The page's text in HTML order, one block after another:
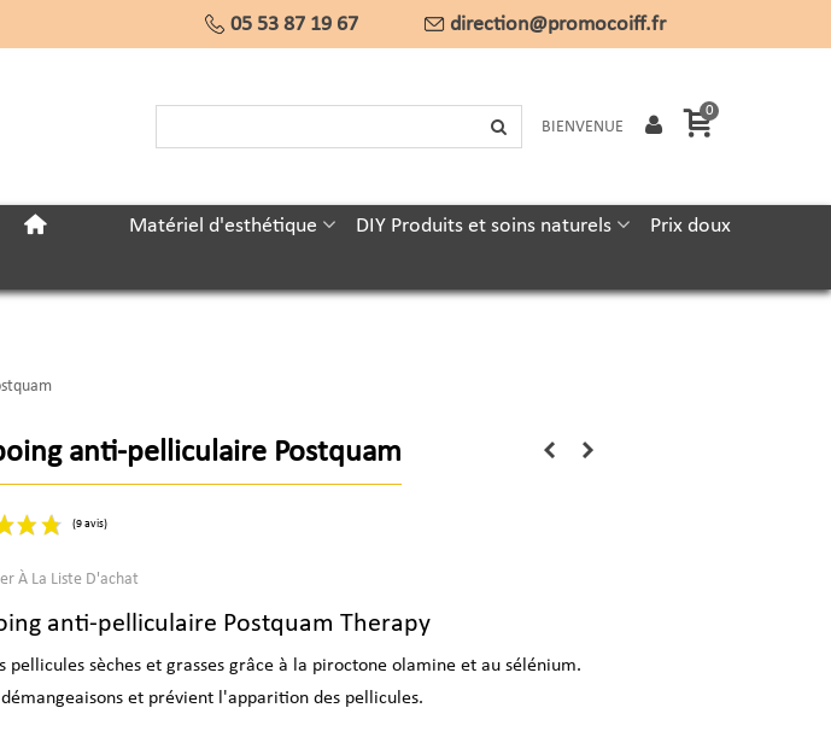
05 53 87 19 67 direction@promocoiff.fr
BIENVENUE
0
Matériel d'esthétique DIY Produits et soins naturels Prix doux
anti-pelliculaire Postquam
(9 avis)
À La Liste D'achat
anti-pelliculaire Postquam Therapy
pellicules sèches et grasses grâce à la piroctone olamine et au sélénium.
et prévient l'apparition des pellicules.